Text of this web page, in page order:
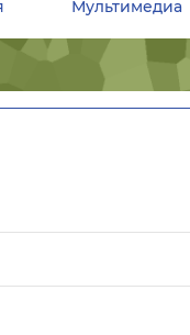
Мультимедиа